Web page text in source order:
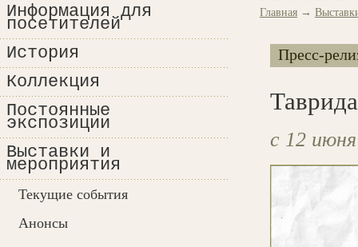
Информация для
посетителей
История
Коллекция
Постоянные
экспозиции
Выставки и
мероприятия
Текущие события
Анонсы
Главная →
Пресс-
с 12